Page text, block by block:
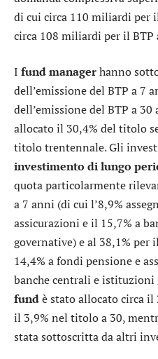
di cui circa 110 miliardi per
circa 108 miliardi per il BTP
I fund managerhanno
dell’emissione del BTP a 7
dell’emissione del BTP a
allocato il 30,4% del titolo
titolo trentennale. Gli
investimento di lungo
quota particolarmente
a 7 anni (di cui l’8,9%
assicurazioni e il 15,7% a
governative) e al 38,1%
14,4% a fondi pensione e
banche centrali e istituzioni
fundè stato allocato circa
il 3,9% nel titolo a 30,
stata sottoscritta da altri